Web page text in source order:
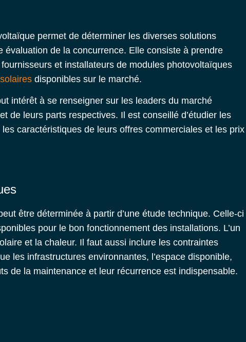
permet de déterminer les diverses solutions
évaluation de la concurrence. Elle consiste à prendre
et installateurs de modules photovoltaïques
disponibles sur le marché.
intérêt à se renseigner sur les leaders du marché
de leurs parts respectives. Il est conseillé d’étudier les
caractéristiques de leurs offres commerciales et les prix
être déterminée à partir d’une étude technique. Celle-ci
pour le bon fonctionnement des installations. L’un
et la chaleur. Il faut aussi inclure les contraintes
les infrastructures environnantes, l’espace disponible,
de la maintenance et leur récurrence est indispensable.